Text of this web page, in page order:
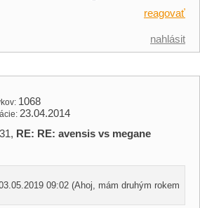
reagovať
nahlásit
1068
23.04.2014
RE: RE: avensis vs megane
09:02 (Ahoj, mám druhým rokem